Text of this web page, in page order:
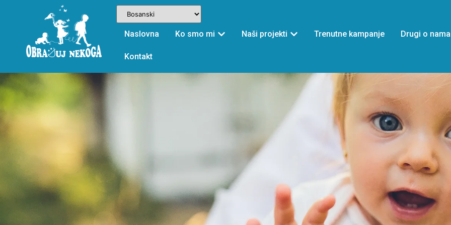
Naslovna Ko smo mi Naši projekti Trenutne kampanje Drugi o nama
Kontakt